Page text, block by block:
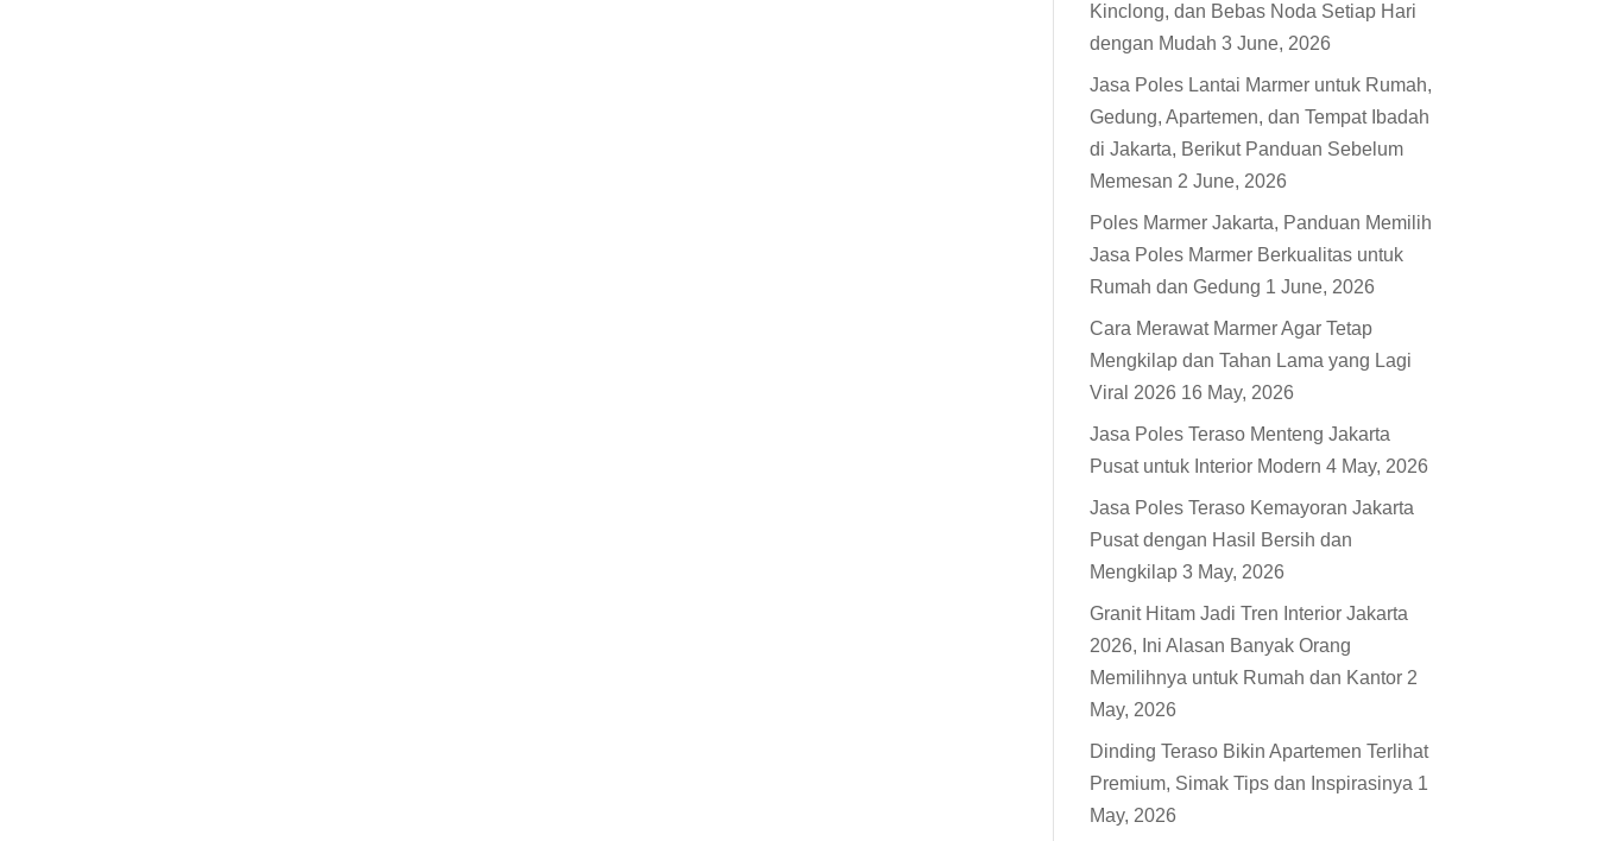
Kinclong, dan Bebas Noda Setiap Hari
dengan Mudah 3 June, 2026
Jasa Poles Lantai Marmer untuk Rumah,
Gedung, Apartemen, dan Tempat Ibadah
di Jakarta, Berikut Panduan Sebelum
Memesan 2 June, 2026
Poles Marmer Jakarta, Panduan Memilih
Jasa Poles Marmer Berkualitas untuk
Rumah dan Gedung 1 June, 2026
Cara Merawat Marmer Agar Tetap
Mengkilap dan Tahan Lama yang Lagi
Viral 2026 16 May, 2026
Jasa Poles Teraso Menteng Jakarta
Pusat untuk Interior Modern 4 May, 2026
Jasa Poles Teraso Kemayoran Jakarta
Pusat dengan Hasil Bersih dan
Mengkilap 3 May, 2026
Granit Hitam Jadi Tren Interior Jakarta
2026, Ini Alasan Banyak Orang
Memilihnya untuk Rumah dan Kantor 2
May, 2026
Dinding Teraso Bikin Apartemen Terlihat
Premium, Simak Tips dan Inspirasinya 1
May, 2026